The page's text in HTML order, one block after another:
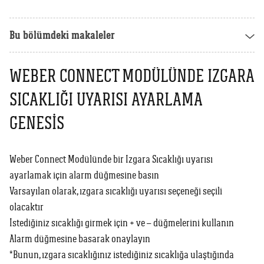
Ranch
Tüm Kömürlü Barbeküleri Görüntüle
Kılıflar
Ekipmanlar
Akıllı Cihazlar
Tüm Aksesuarları Görüntüle
Grill Akademi
Katalog
Mağaza Bulucu
Türkçe
Bu bölümdeki makaleler
WEBER CONNECT MODÜLÜNDE IZGARA
SICAKLIĞI UYARISI AYARLAMA
GENESIS
Weber Connect Modülünde bir Izgara Sıcaklığı uyarısı
ayarlamak için alarm düğmesine basın
Varsayılan olarak, ızgara sıcaklığı uyarısı seçeneği seçili
olacaktır
İstediğiniz sıcaklığı girmek için + ve – düğmelerini kullanın
Alarm düğmesine basarak onaylayın
*Bunun, ızgara sıcaklığınız istediğiniz sıcaklığa ulaştığında